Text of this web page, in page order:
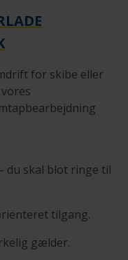
for skibe eller
du skal blot ringe til
tilgang.
gælder.